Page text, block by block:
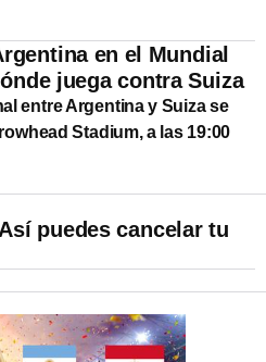
en el Mundial
juega contra Suiza
entre Argentina y Suiza se
Stadium, a las 19:00
puedes cancelar tu